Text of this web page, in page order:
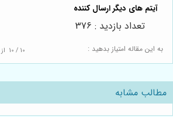
به این مقاله امتیاز بدهید : 10 / 10 از
تعداد بازدید : 376
مطالب مشابه